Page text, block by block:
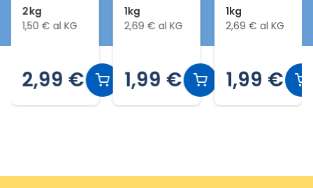
2kg
1,50 € al KG
2,99 €
1kg
2,69 € al KG
1,99 €
1kg
2,69 € al KG
1,99 €